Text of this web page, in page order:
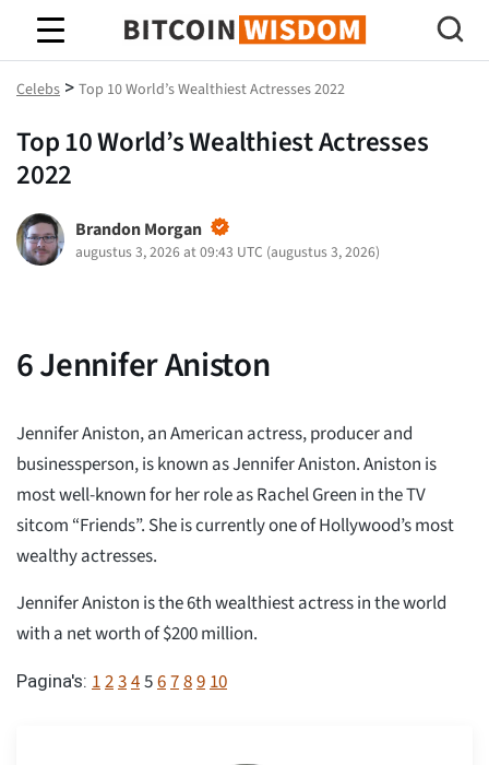
Bitcoin-wijsheid
Celebs > Top 10 World’s Wealthiest Actresses 2022
Top 10 World’s Wealthiest Actresses
2022
Brandon Morgan
augustus 3, 2026 at 09:43 UTC (augustus 3, 2026)
6Jennifer Aniston
Jennifer Aniston, an American actress, producer and
businessperson, is known as Jennifer Aniston. Aniston is
most well-known for her role as Rachel Green in the TV
sitcom “Friends”. She is currently one of Hollywood’s most
wealthy actresses.
Jennifer Aniston is the 6th wealthiest actress in the world
with a net worth of $200 million.
Pagina's: 12345678910